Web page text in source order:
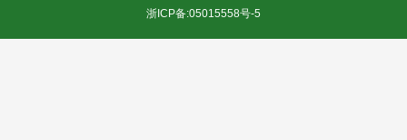
浙ICP备:05015558号-5